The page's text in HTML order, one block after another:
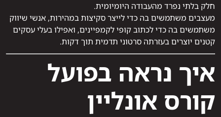
חלק בלתי נפרד מהעבודה היומיומית.
מעצבים משתמשים בה כדי לייצר סקיצות במהירות, אנשי שיווק
משתמשים בה כדי לכתוב קופי לקמפיינים, ואפילו בעלי עסקים
קטנים יוצרים בעזרתה סרטוני תדמית תוך דקות.
איך נראה בפועל
קורס אונליין